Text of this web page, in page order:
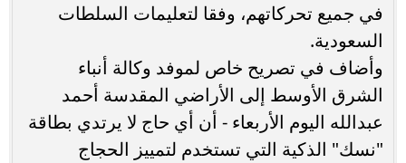
في جميع تحركاتهم، وفقا لتعليمات السلطات
السعودية.
وأضاف في تصريح خاص لموفد وكالة أنباء
الشرق الأوسط إلى الأراضي المقدسة أحمد
عبدالله اليوم الأربعاء - أن أي حاج لا يرتدي بطاقة
"نسك" الذكية التي تستخدم لتمييز الحجاج